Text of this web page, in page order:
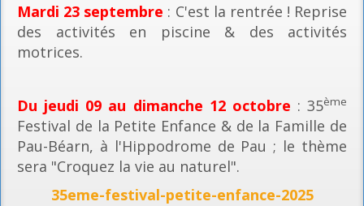
Mardi 23 septembre : C'est la rentrée ! Reprise
des activités en piscine & des activités
motrices.
Du jeudi 09 au dimanche 12 octobre : 35ème
Festival de la Petite Enfance & de la Famille de
Pau-Béarn, à l'Hippodrome de Pau ; le thème
sera "Croquez la vie au naturel".
35eme-festival-petite-enfance-2025